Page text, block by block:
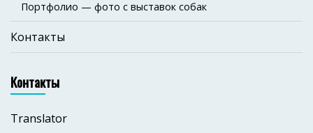
Портфолио — фото с выставок собак
Контакты
Контакты
Translator